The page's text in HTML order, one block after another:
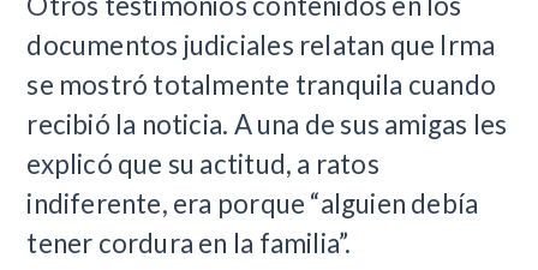
documentos judiciales relatan que Irma
se mostró totalmente tranquila cuando
recibió la noticia. A una de sus amigas les
explicó que su actitud, a ratos
indiferente, era porque “alguien debía
tener cordura en la familia”.